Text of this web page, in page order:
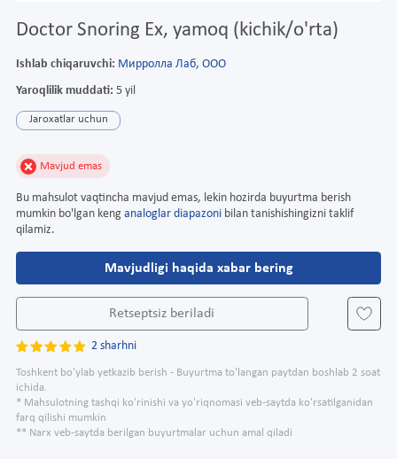
Doctor Snoring Ex, yamoq (kichik/o'rta)
Ishlab chiqaruvchi: Мирролла Лаб, ООО
Yaroqlilik muddati: 5 yil
Jaroxatlar uchun
Mavjud emas
Bu mahsulot vaqtincha mavjud emas, lekin hozirda buyurtma berish
mumkin bo'lgan keng analoglar diapazoni bilan tanishishingizni taklif
qilamiz.
Mavjudligi haqida xabar bering
Retseptsiz beriladi
2 sharhni
Toshkent bo'ylab yetkazib berish - Buyurtma to'langan paytdan boshlab 2 soat
ichida.
* Mahsulotning tashqi ko'rinishi va yo'riqnomasi veb-saytda ko'rsatilganidan
farq qilishi mumkin
** Narx veb-saytda berilgan buyurtmalar uchun amal qiladi